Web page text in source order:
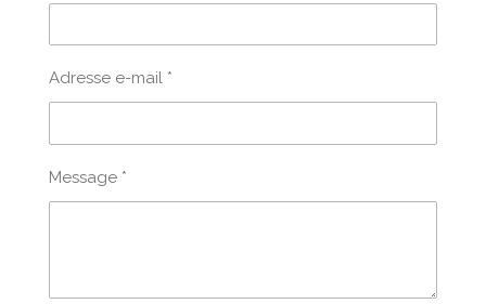
Adresse e-mail *
Message *